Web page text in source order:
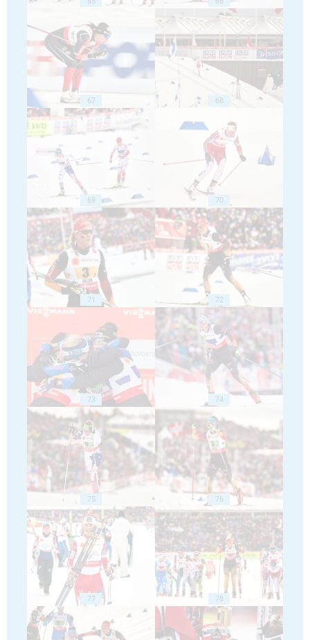
67 68
69 70
71 72
73 74
75 76
77 78